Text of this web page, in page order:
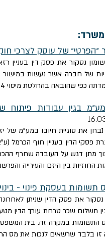
של עוסק לצרכי חוק מע"מ בעקבות פסק
נסקור את פסק דין בעניין
של חברה אשר נעשות במישור
כפי שהובאה בהחלטת מיסוי 6637/14.
נבחן את סוגיית חיובו במע"מ
מתן דגש על העובדה שחרף
החוזיות בין היזם והעירייה
תשומות בעסקת פינוי -
את פסק הדין שניתן לאחרונה על ידי בית
התשומות במקרה זה. בית המשפט
לא זו בלבד שרשאים לנכות את מס